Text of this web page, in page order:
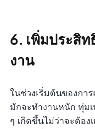
6. เพิ่มประสิ
งาน
ในช่วงเริ่มต้นของกา
มักจะทำงานหนัก ทุ่มเ
ๆ เกิดขึ้นไม่ว่าจะต้อง